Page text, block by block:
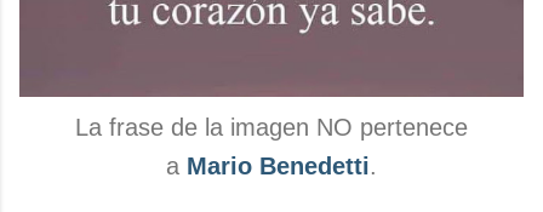
La frase de la imagen NO pertenece
a Mario Benedetti.